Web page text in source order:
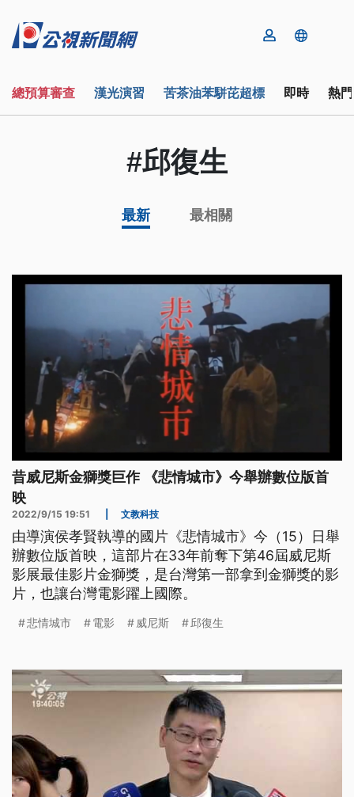
總預算審查 漢光演習 苦茶油苯駢芘超標 即時 熱
#邱復生
最新 最相關
昔威尼斯金獅獎巨作 《悲情城市》今舉辦數位版首
映
2022/9/15 19:51 文教科技
由導演侯孝賢執導的國片《悲情城市》今（15）日舉
辦數位版首映，這部片在33年前奪下第46屆威尼斯
影展最佳影片金獅獎，是台灣第一部拿到金獅獎的影
片，也讓台灣電影躍上國際。
悲情城市 電影 威尼斯 邱復生